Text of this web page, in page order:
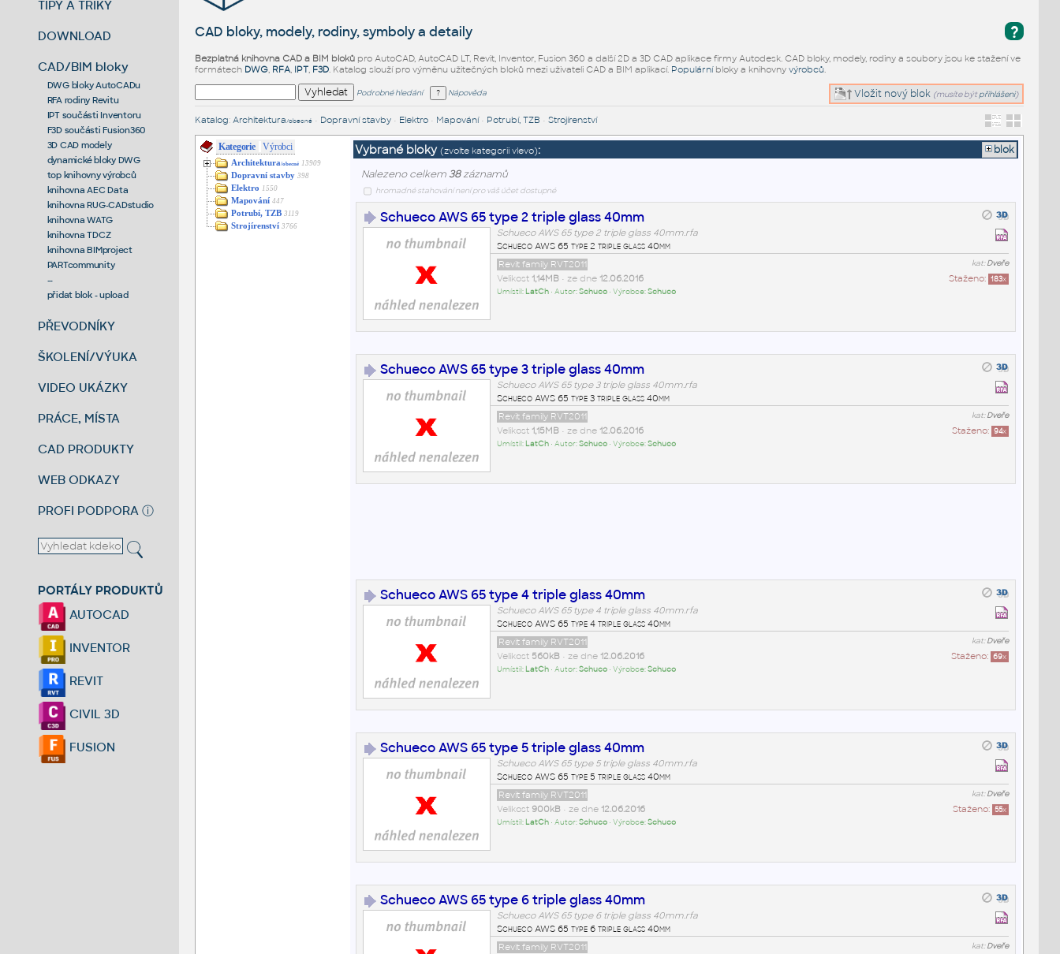
TIPY A TRIKY
DOWNLOAD
CAD/BIM bloky
DWG bloky AutoCADu
RFA rodiny Revitu
IPT součásti Inventoru
F3D součásti Fusion360
3D CAD modely
dynamické bloky DWG
top knihovny výrobců
knihovna AEC Data
knihovna RUG-CADstudio
knihovna WATG
knihovna TDCZ
knihovna BIMproject
PARTcommunity
--
přidat blok - upload
PŘEVODNÍKY
ŠKOLENÍ/VÝUKA
VIDEO UKÁZKY
PRÁCE, MÍSTA
CAD PRODUKTY
WEB ODKAZY
PROFI PODPORA ⓘ
PORTÁLY PRODUKTŮ
AUTOCAD
INVENTOR
REVIT
CIVIL 3D
FUSION
?
CAD bloky, modely, rodiny, symboly a detaily
Bezplatná knihovna CAD a BIM blokůpro AutoCAD, AutoCAD LT, Revit, Inventor, Fusion 360 a další 2D a 3D CAD aplikace firmy Autodesk. CAD bloky, modely, rodiny a soubory jsou ke stažení ve
formátech DWG, RFA, IPT, F3D. Katalog slouží pro výměnu užitečných bloků mezi uživateli CAD a BIM aplikací. Populárníbloky a knihovny výrobců.
Vložit nový blok (musíte být přihlášeni)
Podrobné hledání Nápověda
Katalog: Architektura /obecné• Dopravní stavby• Elektro• Mapování• Potrubí, TZB • Strojírenství
Kategorie Výrobci
Architektura/obecné 13909
Dopravní stavby 398
Elektro 1550
Mapování 447
Potrubí, TZB 3119
Strojírenství 3766
Vybrané bloky (zvolte kategorii vlevo):
blok
Nalezeno celkem 38záznamů
hromadné stahování není pro váš účet dostupné
Schueco AWS 65 type 2 triple glass 40mm
Schueco AWS 65 type 2 triple glass 40mm.rfa
Schueco AWS 65 type 2 triple glass 40mm
kat:Dveře
Revit family RVT2011
Staženo: 183x
Velikost 1,14MB• ze dne 12.06.2016
Umístil: LatCh• Autor:Schuco• Výrobce:Schuco
Schueco AWS 65 type 3 triple glass 40mm
Schueco AWS 65 type 3 triple glass 40mm.rfa
Schueco AWS 65 type 3 triple glass 40mm
kat:Dveře
Revit family RVT2011
Staženo: 94x
Velikost 1,15MB• ze dne 12.06.2016
Umístil: LatCh• Autor:Schuco• Výrobce:Schuco
Schueco AWS 65 type 4 triple glass 40mm
Schueco AWS 65 type 4 triple glass 40mm.rfa
Schueco AWS 65 type 4 triple glass 40mm
kat:Dveře
Revit family RVT2011
Staženo: 69x
Velikost 560kB• ze dne 12.06.2016
Umístil: LatCh• Autor:Schuco• Výrobce:Schuco
Schueco AWS 65 type 5 triple glass 40mm
Schueco AWS 65 type 5 triple glass 40mm.rfa
Schueco AWS 65 type 5 triple glass 40mm
kat:Dveře
Revit family RVT2011
Staženo: 55x
Velikost 900kB• ze dne 12.06.2016
Umístil: LatCh• Autor:Schuco• Výrobce:Schuco
Schueco AWS 65 type 6 triple glass 40mm
Schueco AWS 65 type 6 triple glass 40mm.rfa
Schueco AWS 65 type 6 triple glass 40mm
kat:Dveře
Revit family RVT2011